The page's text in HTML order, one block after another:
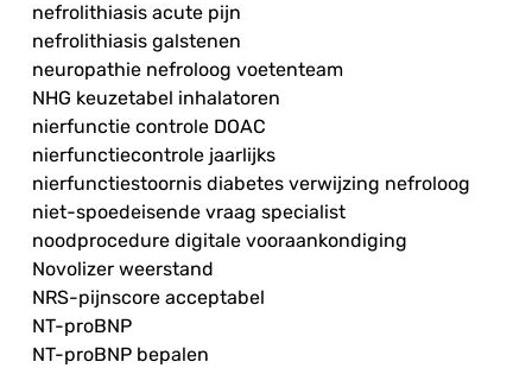
nefrolithiasis acute pijn
nefrolithiasis galstenen
neuropathie nefroloog voetenteam
NHG keuzetabel inhalatoren
nierfunctie controle DOAC
nierfunctiecontrole jaarlijks
nierfunctiestoornis diabetes verwijzing nefroloog
niet-spoedeisende vraag specialist
noodprocedure digitale vooraankondiging
Novolizer weerstand
NRS-pijnscore acceptabel
NT-proBNP
NT-proBNP bepalen